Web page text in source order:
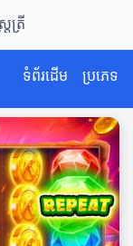
រត្រី
ទំព័រដើម ប្រភេទ